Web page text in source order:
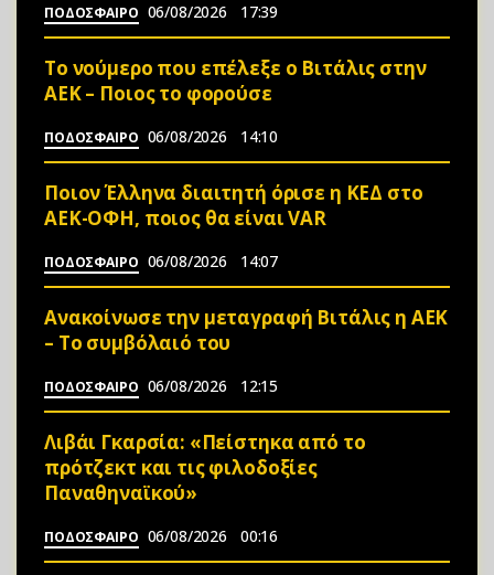
ΠΟΔΟΣΦΑΙΡΟ 06/08/2026 17:39
Το νούμερο που επέλεξε ο Βιτάλις στην
ΑΕΚ – Ποιος το φορούσε
ΠΟΔΟΣΦΑΙΡΟ 06/08/2026 14:10
Ποιον Έλληνα διαιτητή όρισε η ΚΕΔ στο
ΑΕΚ-ΟΦΗ, ποιος θα είναι VAR
ΠΟΔΟΣΦΑΙΡΟ 06/08/2026 14:07
Ανακοίνωσε την μεταγραφή Βιτάλις η ΑΕΚ
– Το συμβόλαιό του
ΠΟΔΟΣΦΑΙΡΟ 06/08/2026 12:15
Λιβάι Γκαρσία: «Πείστηκα από το
πρότζεκτ και τις φιλοδοξίες
Παναθηναϊκού»
ΠΟΔΟΣΦΑΙΡΟ 06/08/2026 00:16